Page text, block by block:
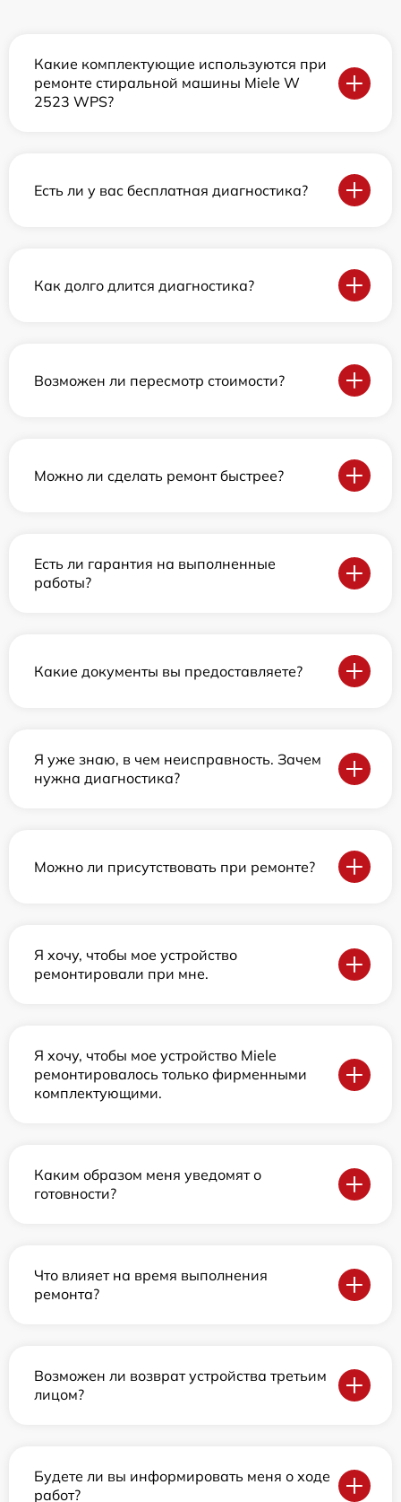
Какие комплектующие используются при
ремонте стиральной машины Miele W
2523 WPS?
Есть ли у вас бесплатная диагностика?
Как долго длится диагностика?
Возможен ли пересмотр стоимости?
Можно ли сделать ремонт быстрее?
Есть ли гарантия на выполненные
работы?
Какие документы вы предоставляете?
Я уже знаю, в чем неисправность. Зачем
нужна диагностика?
Можно ли присутствовать при ремонте?
Я хочу, чтобы мое устройство
ремонтировали при мне.
Я хочу, чтобы мое устройство Miele
ремонтировалось только фирменными
комплектующими.
Каким образом меня уведомят о
готовности?
Что влияет на время выполнения
ремонта?
Возможен ли возврат устройства третьим
лицом?
Будете ли вы информировать меня о ходе
работ?